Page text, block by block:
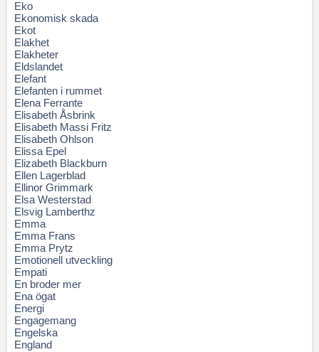
Eko
Ekonomisk skada
Ekot
Elakhet
Elakheter
Eldslandet
Elefant
Elefanten i rummet
Elena Ferrante
Elisabeth Åsbrink
Elisabeth Massi Fritz
Elisabeth Ohlson
Elissa Epel
Elizabeth Blackburn
Ellen Lagerblad
Ellinor Grimmark
Elsa Westerstad
Elsvig Lamberthz
Emma
Emma Frans
Emma Prytz
Emotionell utveckling
Empati
En broder mer
Ena ögat
Energi
Engagemang
Engelska
England